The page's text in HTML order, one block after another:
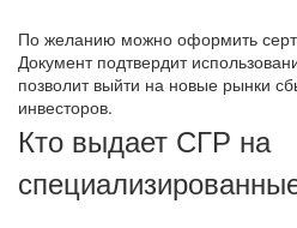
По желанию можно оформить
Документ подтвердит
позволит выйти на новые рынки
инвесторов.
Кто выдает СГР на